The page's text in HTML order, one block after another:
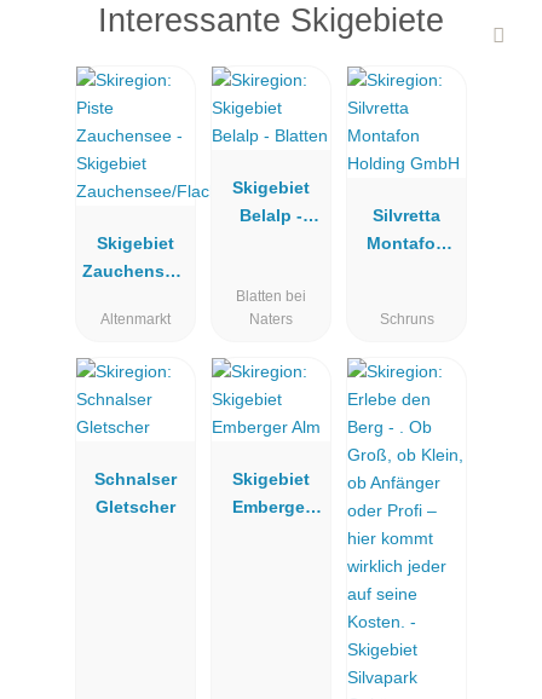
Interessante Skigebiete
Skigebiet
Zauchensee/
l
Altenmarkt
Skigebiet
Belalp -
Blatten bei
Naters
Silvretta
Montafon
Schruns
Schnalser
Gletscher
Skigebiet
Emberger